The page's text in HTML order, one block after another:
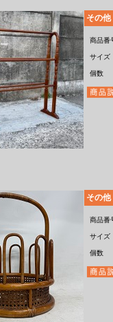
その
商品番
サイズ
個数
その
商品番
サイズ
個数